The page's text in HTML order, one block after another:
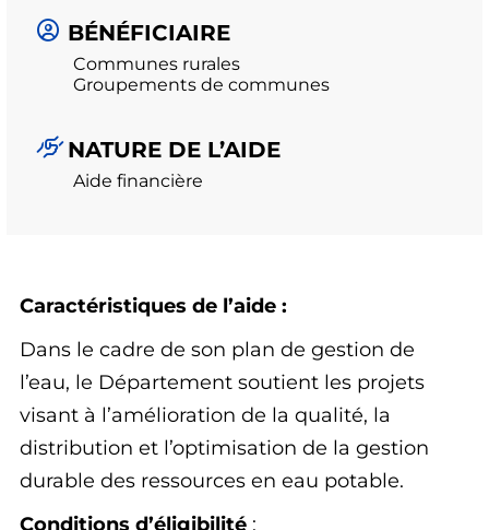
BÉNÉFICIAIRE
Communes rurales
Groupements de communes
NATURE DE L’AIDE
Aide financière
Caractéristiques de l’aide :
Dans le cadre de son plan de gestion de
l’eau, le Département soutient les projets
visant à l’amélioration de la qualité, la
distribution et l’optimisation de la gestion
durable des ressources en eau potable.
Conditions d’éligibilité :